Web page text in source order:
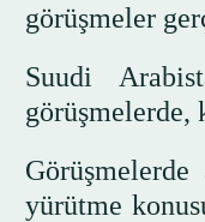
görüşmeler
Suudi
görüşmelerde,
yürütme